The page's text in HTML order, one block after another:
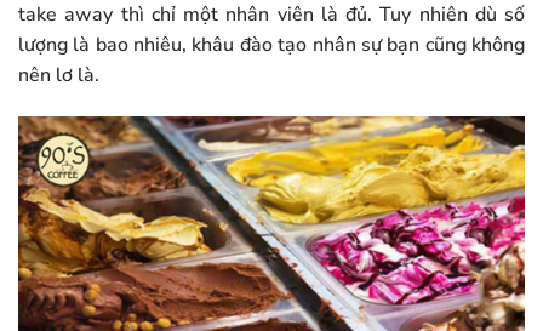
take away thì chỉ một nhân viên là đủ. Tuy nhiên dù số
lượng là bao nhiêu, khâu đào tạo nhân sự bạn cũng không
nên lơ là.